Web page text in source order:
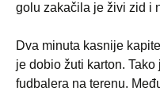
golu zakačila je živi zid i
Dva minuta kasnije
je dobio žuti karton.
fudbalera na terenu.